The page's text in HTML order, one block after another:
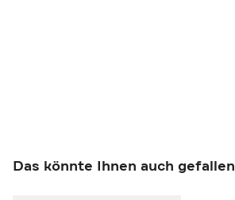
Das könnte Ihnen auch gefallen